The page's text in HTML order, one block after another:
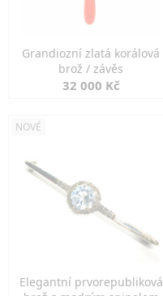
Grandiozní zlatá korálová
brož / závěs
32 000 Kč
NOVÉ
Elegantní prvorepubliková